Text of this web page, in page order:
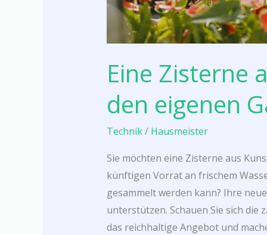
Eine Zisterne
den eigenen
Technik/ Hausmeister
Sie möchten eine Zisterne aus
künftigen Vorrat an frischem
gesammelt werden kann? Ihre
unterstützen. Schauen Sie sich die
das reichhaltige Angebot und